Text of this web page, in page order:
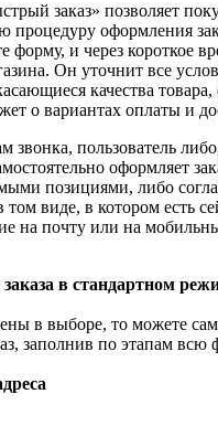
заказ» позволяет
процедуру оформления
форму, и через короткое
Он уточнит все
качества
о вариантах оплаты и
звонка, пользователь
оформляет
позициями, либо
виде, в котором есть
на почту или на
в стандартном
в выборе, то можете
заполнив по этапам всю